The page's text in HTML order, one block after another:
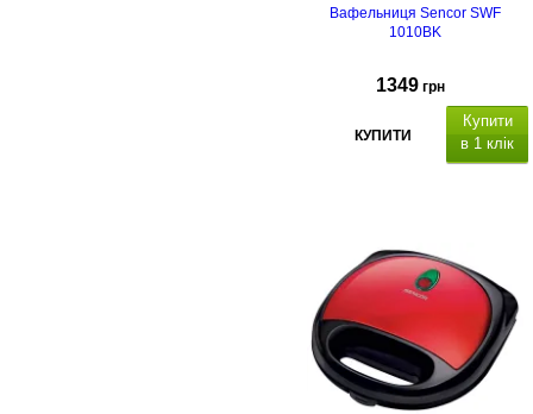
Вафельниця Sencor SWF
1010BK
1349 грн
КУПИТИ
Купити
в 1 клік